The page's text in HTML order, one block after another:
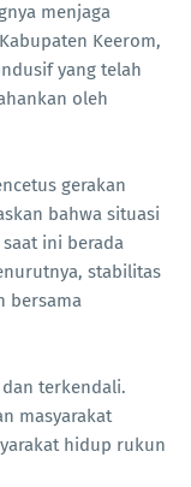
menjaga
Keerom,
yang telah
oleh
gerakan
bahwa situasi
ini berada
stabilitas
bersama
terkendali.
masyarakat
hidup rukun